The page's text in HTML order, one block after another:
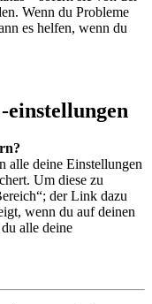
Wenn du Probleme
es helfen, wenn du
einstellungen
alle deine Einstellungen
Um diese zu
der Link dazu
wenn du auf deinen
alle deine